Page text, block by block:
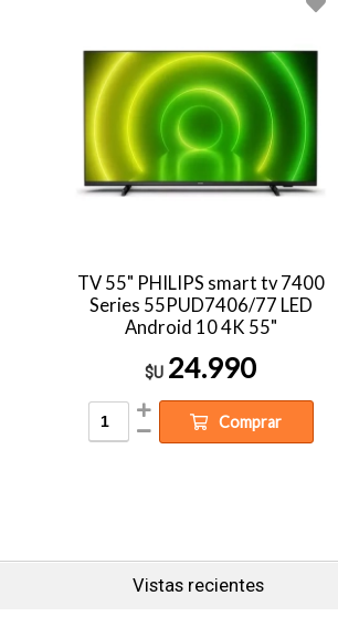
TV 55" PHILIPS smart tv 7400
Series 55PUD7406/77 LED
Android 10 4K 55"
$U 24.990
Comprar
Vistas recientes